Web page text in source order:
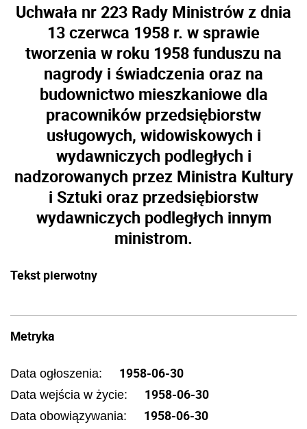
Uchwała nr 223 Rady Ministrów z dnia
13 czerwca 1958 r. w sprawie
tworzenia w roku 1958 funduszu na
nagrody i świadczenia oraz na
budownictwo mieszkaniowe dla
pracowników przedsiębiorstw
usługowych, widowiskowych i
wydawniczych podległych i
nadzorowanych przez Ministra Kultury
i Sztuki oraz przedsiębiorstw
wydawniczych podległych innym
ministrom.
Tekst pierwotny
Metryka
Data ogłoszenia: 1958-06-30
Data wejścia w życie: 1958-06-30
Data obowiązywania: 1958-06-30